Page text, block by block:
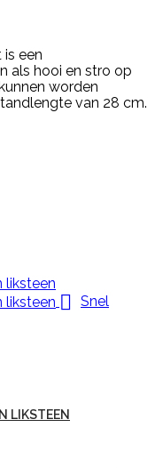
een
als hooi en stro op
worden
van 28 cm.
 Snel
LIKSTEEN